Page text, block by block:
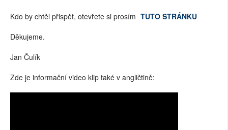
Kdo by chtěl přispět, otevřete si prosím TUTO STRÁNKU
Děkujeme.
Jan Čulík
Zde je informační video klip také v angličtině: